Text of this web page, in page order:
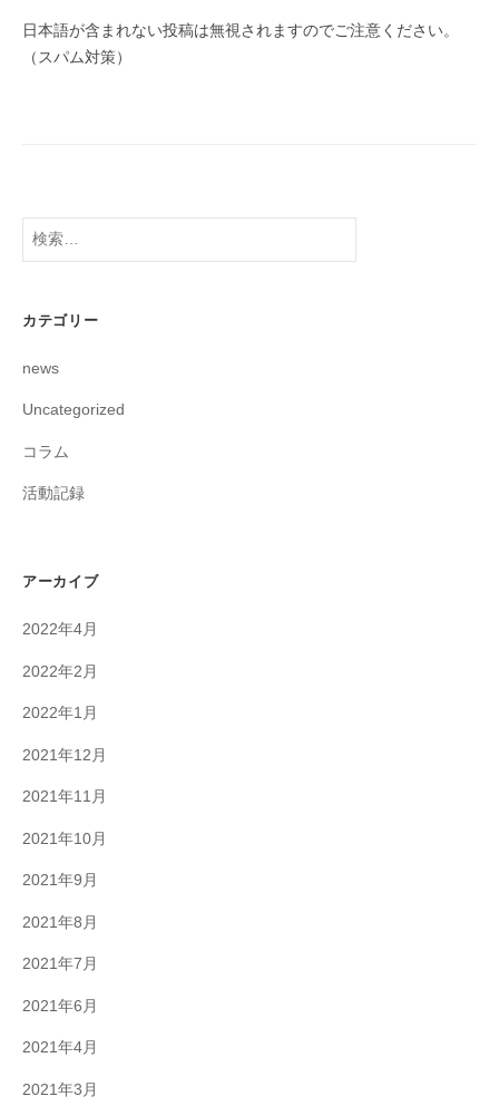
日本語が含まれない投稿は無視されますのでご注意ください。
（スパム対策）
検
カテゴリー
news
Uncategorized
コラム
活動記録
アーカイブ
2022年4月
2022年2月
2022年1月
2021年12月
2021年11月
2021年10月
2021年9月
2021年8月
2021年7月
2021年6月
2021年4月
2021年3月